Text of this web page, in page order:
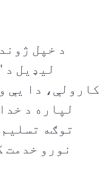
د خپل
لیډیل
کارولې، دا یې
لپاره د
توګه
نورو خدمت